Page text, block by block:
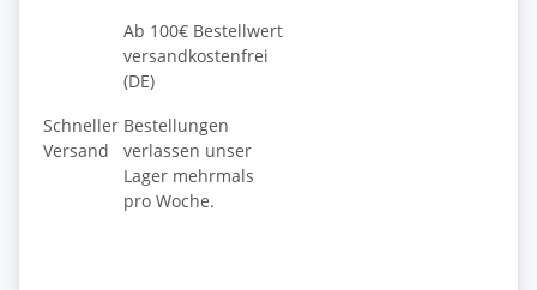
Ab 100€ Bestellwert
versandkostenfrei
(DE)
Schneller
Versand
Bestellungen
verlassen unser
Lager mehrmals
pro Woche.